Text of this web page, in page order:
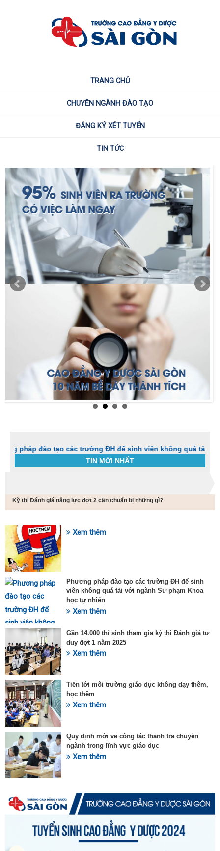
TRANG CHỦ
CHUYÊN NGÀNH ĐÀO TẠO
ĐĂNG KÝ XÉT TUYỂN
TIN TỨC
đào tạo các trường ĐH để sinh viên không quá tải với ngành
TIN MỚI NHẤT
Kỳ thi Đánh giá năng lực đợt 2 cần chuẩn bị những gì?
SỰ KIỆN HOT Xem thêm
Phương pháp đào tạo các trường ĐH để sinh
viên không quá tải với ngành Sư phạm Khoa
học tự nhiên
Xem thêm
Gần 14.000 thí sinh tham gia kỳ thi Đánh giá tư
duy đợt 1 năm 2025
Xem thêm
Tiến tới môi trường giáo dục không dạy thêm,
học thêm
Xem thêm
Quy định mới về công tác thanh tra chuyên
ngành trong lĩnh vực giáo dục
Xem thêm